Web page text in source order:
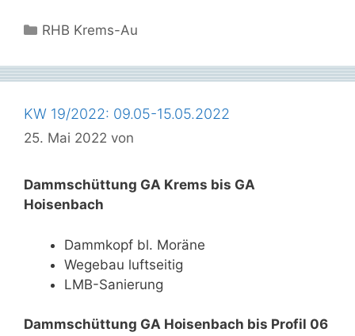
Kategorien
RHB Krems-Au
KW 19/2022: 09.05-15.05.2022
25. Mai 2022 von
Dammschüttung GA Krems bis GA
Hoisenbach
Dammkopf bl. Moräne
Wegebau luftseitig
LMB-Sanierung
Dammschüttung GA Hoisenbach bis Profil 06